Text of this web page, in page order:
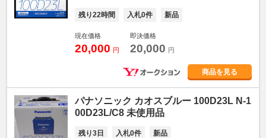
残り22時間 入札0件 新品
現在価格
20,000 円
即決価格
20,000 円
商品を見る
パナソニック カオスブルー 100D23L N-1
00D23L/C8 未使用品
残り3日 入札0件 新品